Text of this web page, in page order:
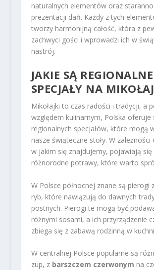
naturalnych elementów oraz
prezentacji dań. Każdy z tych
tworzy harmonijną całość, która z
zachwyci gości i wprowadzi ich w
nastrój.
JAKIE SĄ REGIONALNE
SPECJAŁY NA
Mikołajki to czas radości i tradycji, a
względem kulinarnym, Polska oferuje
regionalnych specjałów, które mogą
nasze świąteczne stoły. W zależności
w jakim się znajdujemy, pojawiają się
różnorodne potrawy, które warto
W Polsce północnej znane są pierogi
ryb, które nawiązują do dawnych
postnych. Pierogi te mogą być
różnymi sosami, a ich przyrządzenie
zbiega się z zabawą rodzinną w
W centralnej Polsce popularne są
zup, z barszczem czerwonym na